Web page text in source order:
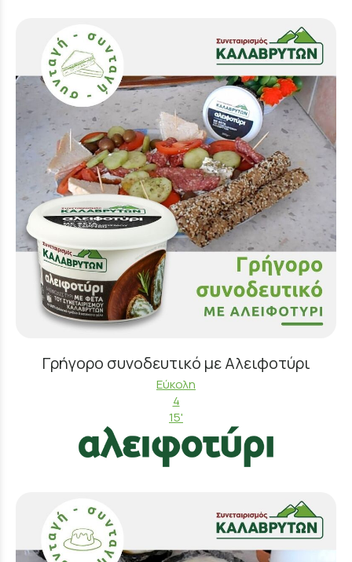
Γρήγορο συνοδευτικό με Αλειφοτύρι
Εύκολη
4
15'